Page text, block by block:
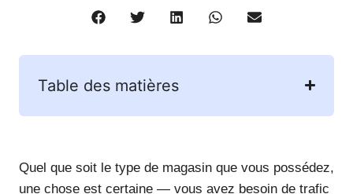
Table des matières
Quel que soit le type de magasin que vous possédez,
une chose est certaine — vous avez besoin de trafic